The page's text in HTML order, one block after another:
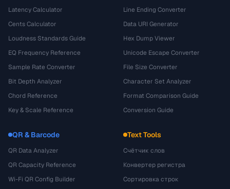
Latency Calculator
Cents Calculator
Loudness Standards Guide
EQ Frequency Reference
Sample Rate Converter
Bit Depth Analyzer
Chord Reference
Key & Scale Reference
Line Ending Converter
Data URI Generator
Hex Dump Viewer
Unicode Escape Converter
File Size Converter
Character Set Analyzer
Format Comparison Guide
Conversion Guide
QR & Barcode
QR Data Analyzer
QR Capacity Reference
Wi-Fi QR Config Builder
Text Tools
Счётчик слов
Конвертер регистра
Сортировка строк